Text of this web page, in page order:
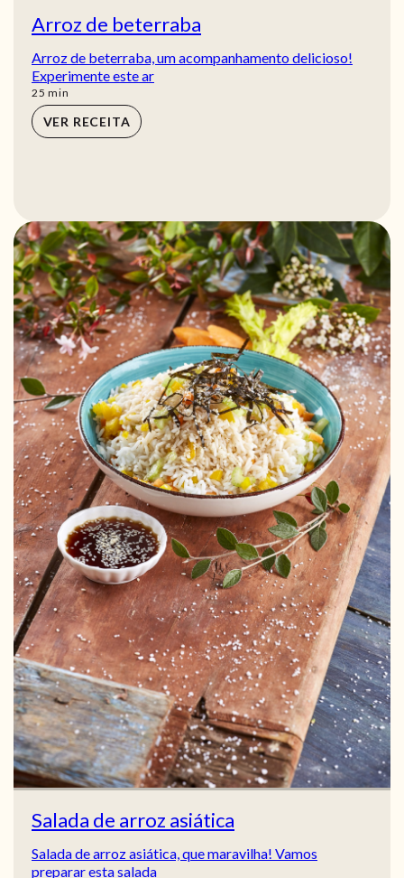
Arroz de beterraba
Arroz de beterraba, um acompanhamento delicioso!
Experimente este ar
25 min
min
VER RECEITA
Salada de arroz asiática
Salada de arroz asiática, que maravilha! Vamos
preparar esta salada